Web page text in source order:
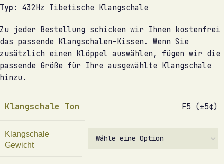
Typ: 432Hz Tibetische Klangschale
Zu jeder Bestellung schicken wir Ihnen kostenfrei
das passende Klangschalen-Kissen. Wenn Sie
zusätzlich einen Klöppel auswählen, fügen wir die
passende Größe für Ihre ausgewählte Klangschale
hinzu.
Klangschale Ton F5 (±5¢)
Klangschale
Gewicht